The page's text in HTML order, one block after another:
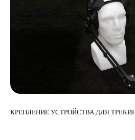
КРЕПЛЕНИЕ УСТРОЙСТВА ДЛЯ